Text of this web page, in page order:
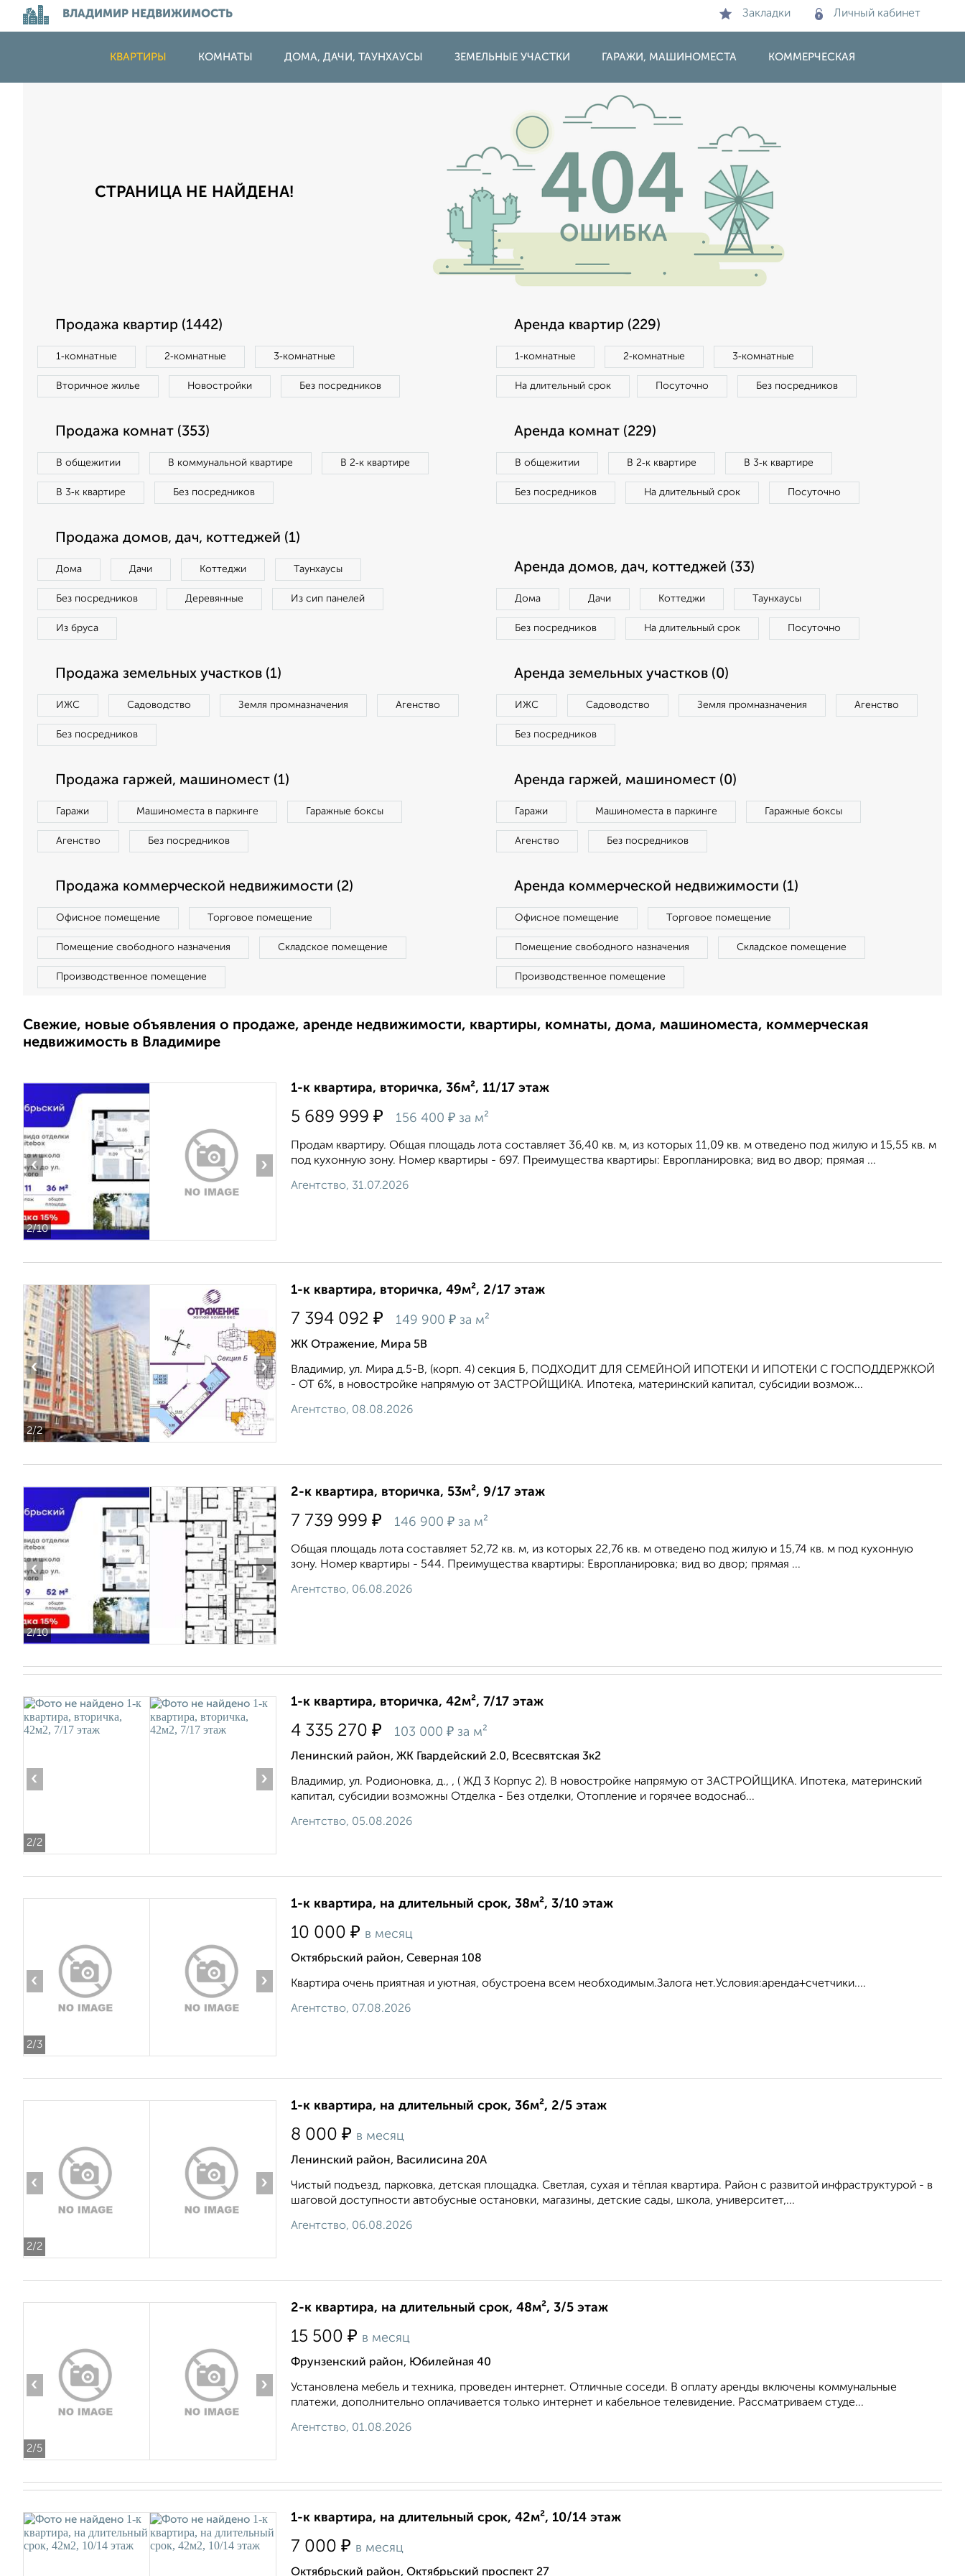
ВЛАДИМИР НЕДВИЖИМОСТЬ Закладки Личный кабинет
КВАРТИРЫ КОМНАТЫ ДОМА, ДАЧИ, ТАУНХАУСЫ ЗЕМЕЛЬНЫЕ УЧАСТКИ ГАРАЖИ, МАШИНОМЕСТА КОММЕРЧЕСКАЯ
СТРАНИЦА НЕ НАЙДЕНА!
Продажа квартир (1442)
1‑комнатные 2‑комнатные 3‑комнатные
Вторичное жилье Новостройки Без посредников
Аренда квартир (229)
1‑комнатные 2‑комнатные 3‑комнатные
На длительный срок Посуточно Без посредников
Продажа комнат (353)
В общежитии В коммунальной квартире В 2‑к квартире
В 3‑к квартире Без посредников
Аренда комнат (229)
В общежитии В 2‑к квартире В 3‑к квартире
Без посредников На длительный срок Посуточно
Продажа домов, дач, коттеджей (1)
Дома Дачи Коттеджи Таунхаусы
Без посредников Деревянные Из сип панелей
Из бруса
Аренда домов, дач, коттеджей (33)
Дома Дачи Коттеджи Таунхаусы
Без посредников На длительный срок Посуточно
Продажа земельных участков (1)
ИЖС Садоводство Земля промназначения Агенство
Без посредников
Аренда земельных участков (0)
ИЖС Садоводство Земля промназначения Агенство
Без посредников
Продажа гаржей, машиномест (1)
Гаражи Машиноместа в паркинге Гаражные боксы
Агенство Без посредников
Аренда гаржей, машиномест (0)
Гаражи Машиноместа в паркинге Гаражные боксы
Агенство Без посредников
Продажа коммерческой недвижимости (2)
Офисное помещение Торговое помещение
Помещение свободного назначения Складское помещение
Производственное помещение
Аренда коммерческой недвижимости (1)
Офисное помещение Торговое помещение
Помещение свободного назначения Складское помещение
Производственное помещение
Свежие, новые объявления о продаже, аренде недвижимости, квартиры, комнаты, дома, машиноместа, коммерческая
недвижимость в Владимире
2/10
‹ ›
1-к квартира, вторичка, 36м², 11/17 этаж
5 689 999 ₽ 156 400 ₽ за м²
Продам квартиру. Общая площадь лота составляет 36,40 кв. м, из которых 11,09 кв. м отведено под жилую и 15,55 кв. м
под кухонную зону. Номер квартиры - 697. Преимущества квартиры: Европланировка; вид во двор; прямая ...
Агентство, 31.07.2026
2/2
‹ ›
1-к квартира, вторичка, 49м², 2/17 этаж
7 394 092 ₽ 149 900 ₽ за м²
ЖК Отражение, Мира 5В
Владимир, ул. Мира д.5-В, (корп. 4) секция Б, ПОДХОДИТ ДЛЯ СЕМЕЙНОЙ ИПОТЕКИ И ИПОТЕКИ С ГОСПОДДЕРЖКОЙ
- ОТ 6%, в новостройке напрямую от ЗАСТРОЙЩИКА. Ипотека, материнский капитал, субсидии возмож...
Агентство, 08.08.2026
2/10
‹ ›
2-к квартира, вторичка, 53м², 9/17 этаж
7 739 999 ₽ 146 900 ₽ за м²
Общая площадь лота составляет 52,72 кв. м, из которых 22,76 кв. м отведено под жилую и 15,74 кв. м под кухонную
зону. Номер квартиры - 544. Преимущества квартиры: Европланировка; вид во двор; прямая ...
Агентство, 06.08.2026
2/2
‹ ›
1-к квартира, вторичка, 42м², 7/17 этаж
4 335 270 ₽ 103 000 ₽ за м²
Ленинский район, ЖК Гвардейский 2.0, Всесвятская 3к2
Владимир, ул. Родионовка, д., , ( ЖД 3 Корпус 2). В новостройке напрямую от ЗАСТРОЙЩИКА. Ипотека, материнский
капитал, субсидии возможны Отделка - Без отделки, Отопление и горячее водоснаб...
Агентство, 05.08.2026
2/3
‹ ›
1-к квартира, на длительный срок, 38м², 3/10 этаж
10 000 ₽ в месяц
Октябрьский район, Северная 108
Квартира очень приятная и уютная, обустроена всем необходимым.Залога нет.Условия:аренда+счетчики....
Агентство, 07.08.2026
2/2
‹ ›
1-к квартира, на длительный срок, 36м², 2/5 этаж
8 000 ₽ в месяц
Ленинский район, Василисина 20А
Чистый подъезд, парковка, детская площадка. Светлая, сухая и тёплая квартира. Район с развитой инфраструктурой - в
шаговой доступности автобусные остановки, магазины, детские сады, школа, университет,...
Агентство, 06.08.2026
2/5
‹ ›
2-к квартира, на длительный срок, 48м², 3/5 этаж
15 500 ₽ в месяц
Фрунзенский район, Юбилейная 40
Установлена мебель и техника, проведен интернет. Отличные соседи. В оплату аренды включены коммунальные
платежи, дополнительно оплачивается только интернет и кабельное телевидение. Рассматриваем студе...
Агентство, 01.08.2026
1-к квартира, на длительный срок, 42м², 10/14 этаж
7 000 ₽ в месяц
Октябрьский район, Октябрьский проспект 27